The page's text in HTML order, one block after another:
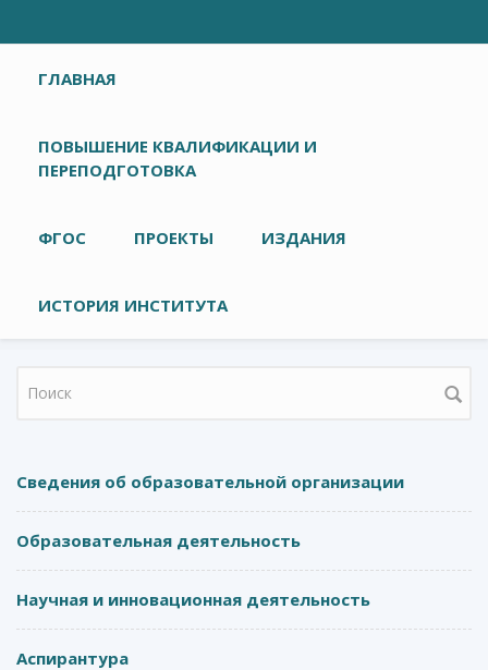
Главное меню
ГЛАВНАЯ
ПОВЫШЕНИЕ КВАЛИФИКАЦИИ И
ПЕРЕПОДГОТОВКА
ФГОС ПРОЕКТЫ ИЗДАНИЯ
ИСТОРИЯ ИНСТИТУТА
Форма поиска
Сведения об образовательной организации
Образовательная деятельность
Научная и инновационная деятельность
Аспирантура